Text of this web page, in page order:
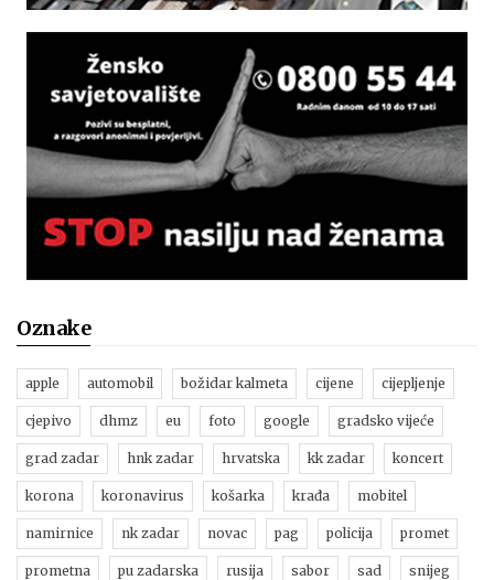
Oznake
apple automobil božidar kalmeta cijene cijepljenje
cjepivo dhmz eu foto google gradsko vijeće
grad zadar hnk zadar hrvatska kk zadar koncert
korona koronavirus košarka krađa mobitel
namirnice nk zadar novac pag policija promet
prometna pu zadarska rusija sabor sad snijeg